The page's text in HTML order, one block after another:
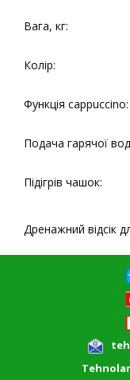
Вага, кг:
Колір:
Функція cappuccino:
Подача гарячої
Підігрів чашок:
Дренажний відсік